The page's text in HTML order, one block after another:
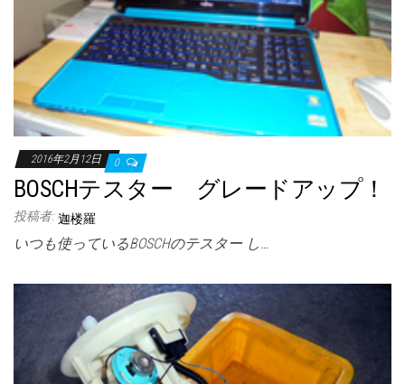
2016年2月12日 0
BOSCHテスター グレードアップ！
投稿者: 迦楼羅
いつも使っているBOSCHのテスター し…